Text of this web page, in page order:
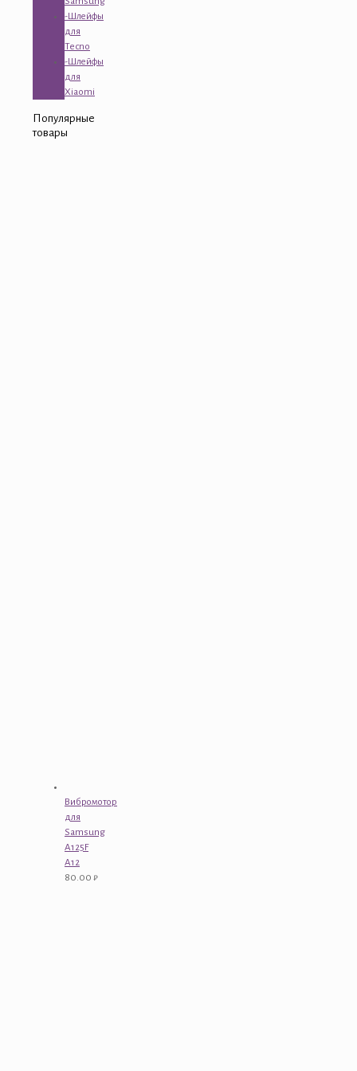
-Шлейфы
для
Tecno
-Шлейфы
для
Xiaomi
Популярные
товары
Вибромотор
для
Samsung
A125F
A12
80.00 ₽